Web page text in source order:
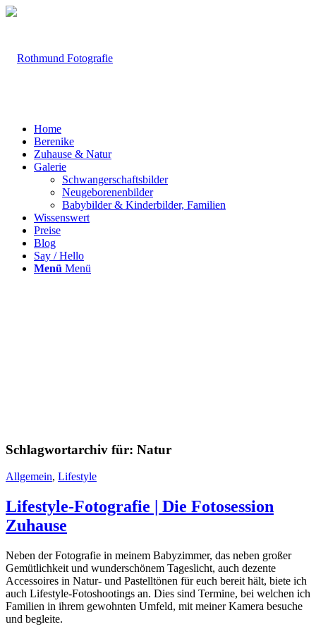
Home
Berenike
Zuhause & Natur
Galerie
Schwangerschaftsbilder
Neugeborenenbilder
Babybilder & Kinderbilder, Familien
Wissenswert
Preise
Blog
Say / Hello
Menü Menü
Schlagwortarchiv für: Natur
Allgemein, Lifestyle
Lifestyle-Fotografie | Die Fotosession
Zuhause
Neben der Fotografie in meinem Babyzimmer, das neben großer
Gemütlichkeit und wunderschönem Tageslicht, auch dezente
Accessoires in Natur- und Pastelltönen für euch bereit hält, biete ich
auch Lifestyle-Fotoshootings an. Dies sind Termine, bei welchen ich
Familien in ihrem gewohnten Umfeld, mit meiner Kamera besuche
und begleite.